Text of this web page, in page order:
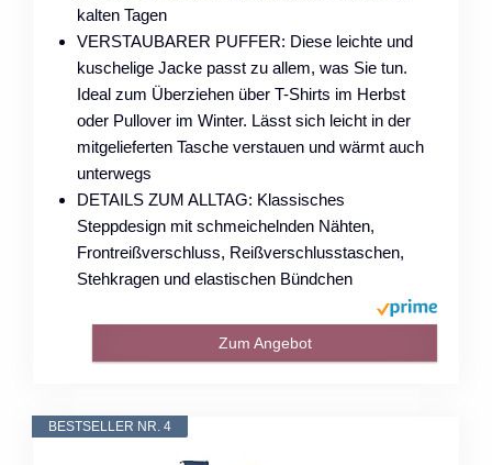
kalten Tagen
VERSTAUBARER PUFFER: Diese leichte und
kuschelige Jacke passt zu allem, was Sie tun.
Ideal zum Überziehen über T-Shirts im Herbst
oder Pullover im Winter. Lässt sich leicht in der
mitgelieferten Tasche verstauen und wärmt auch
unterwegs
DETAILS ZUM ALLTAG: Klassisches
Steppdesign mit schmeichelnden Nähten,
Frontreißverschluss, Reißverschlusstaschen,
Stehkragen und elastischen Bündchen
Zum Angebot
BESTSELLER NR. 4